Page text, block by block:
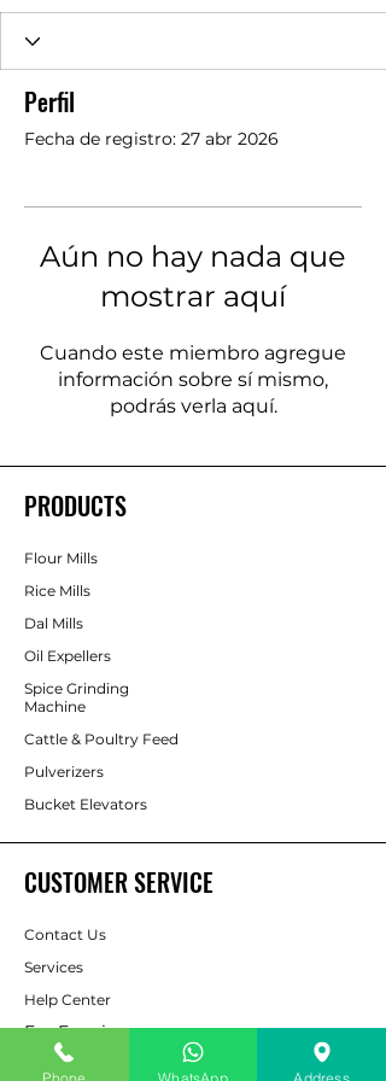
Perfil
Fecha de registro: 27 abr 2026
Aún no hay nada que
mostrar aquí
Cuando este miembro agregue
información sobre sí mismo,
podrás verla aquí.
PRODUCTS
Flour Mills
Rice Mills
Dal Mills
Oil Expellers
Spice Grinding
Machine
Cattle & Poultry Feed
Pulverizers
Bucket Elevators
CUSTOMER SERVICE
Contact Us
Services
Help Center
For Enquiry
Phone WhatsApp Address